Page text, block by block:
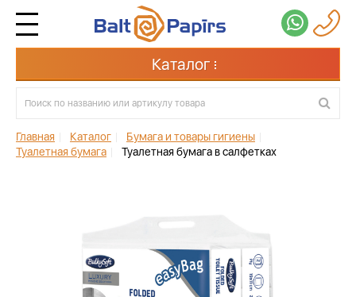
Каталог
Главная Каталог Бумага и товары гигиены
Туалетная бумага
Туалетная бумага в салфетках